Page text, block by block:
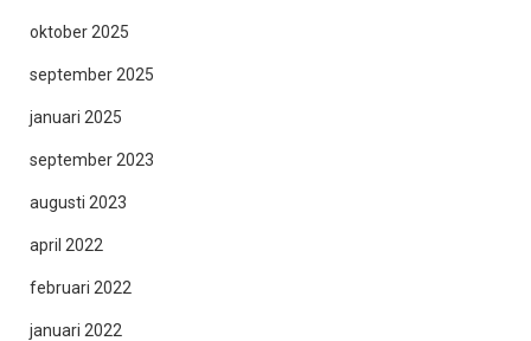
oktober 2025
september 2025
januari 2025
september 2023
augusti 2023
april 2022
februari 2022
januari 2022